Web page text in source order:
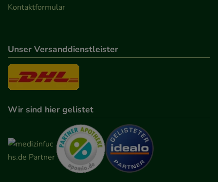
Kontaktformular
Unser Versanddienstleister
Wir sind hier gelistet